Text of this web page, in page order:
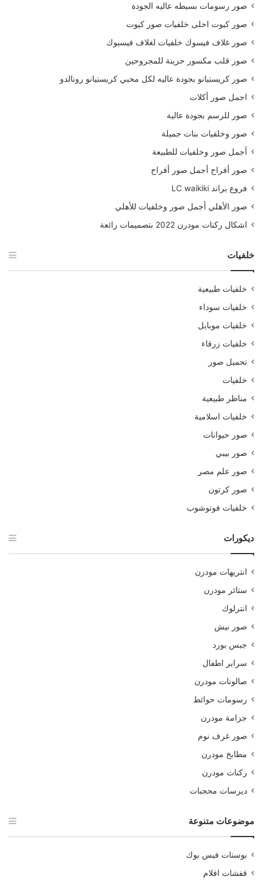
صور رسومات بسيطه عاليه الجودة
صور كيوت احلى خلفيات صور كيوت
صور غلاف فيسوك خلفيات لغلاف فيسبوك
صور قلب مكسور حزينة للمجروحين
صور كريستيانو بجودة عاليه لكل محبي كريستيانو رونالدو
اجمل صور أكلات
صور للرسم بجودة عالية
صور وخلفيات بنات جميلة
أجمل صور وخلفيات للطبيعة
صور أفراح أجمل صور أفراح
فروع براند LC waikiki
صور الأهلي أجمل صور وخلفيات للأهلي
اشكال ركنات مودرن 2022 بتصميمات رائعة
خلفيات
خلفيات طبيعية
خلفيات سوداء
خلفيات موبايل
خلفيات زرقاء
تحميل صور
خلفيات
مناظر طبيعية
خلفيات اسلامية
صور حيوانات
صور بيبي
صور علم مصر
صور كرتون
خلفيات فوتوشوب
ديكورات
انتريهات مودرن
ستائر مودرن
انترلوك
صور نيش
جبس بورد
سراير اطفال
صالونات مودرن
رسومات حوائط
جزامة مودرن
صور غرف نوم
مطابخ مودرن
ركنات مودرن
ديرسات محجبات
موضوعات متنوعة
بوستات فيس بوك
قفشات افلام